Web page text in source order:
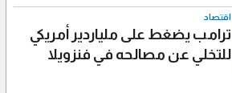
اقتصاد
ترامب يضغط على ملياردير أمريكي
للتخلي عن مصالحه في فنزويلا